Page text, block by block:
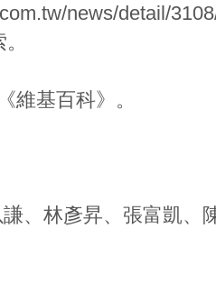
news/detail/
維基百科》。
、林彥昇、張富凱、